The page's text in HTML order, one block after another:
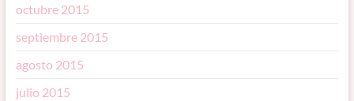
octubre 2015
septiembre 2015
agosto 2015
julio 2015